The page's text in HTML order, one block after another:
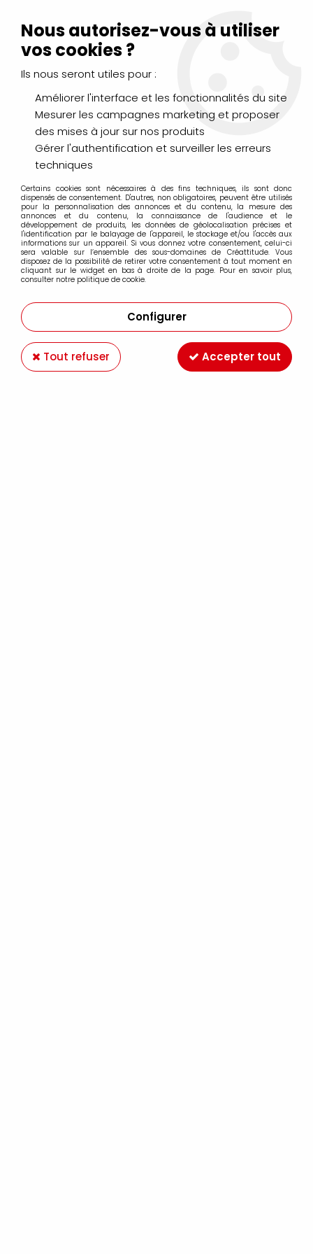
(France, Belgique et Luxembourg)
Service client
Le Mans
Accueil >LOISIRS CRÉATIFS >Laines et Mercerie créative
Fil, Laine et Coton >Pelotes Ricorumi
FIL COTON RICORUMI
Nous autorisez-vous à utiliser
vos cookies ?
Ils nous seront utiles pour :
Améliorer l'interface et les fonctionnalités du site
Mesurer les campagnes marketing et proposer
des mises à jour sur nos produits
Gérer l'authentification et surveiller les erreurs
techniques
Certains cookies sont nécessaires à des fins techniques, ils sont donc
dispensés de consentement. D'autres, non obligatoires, peuvent être utilisés
pour la personnalisation des annonces et du contenu, la mesure des
annonces et du contenu, la connaissance de l'audience et le
développement de produits, les données de géolocalisation précises et
l'identification par le balayage de l'appareil, le stockage et/ou l'accès aux
informations sur un appareil. Si vous donnez votre consentement, celui-ci
sera valable sur l’ensemble des sous-domaines de Créattitude. Vous
disposez de la possibilité de retirer votre consentement à tout moment en
cliquant sur le widget en bas à droite de la page. Pour en savoir plus,
consulter notre politique de cookie.
Configurer
Tout refuser Accepter tout